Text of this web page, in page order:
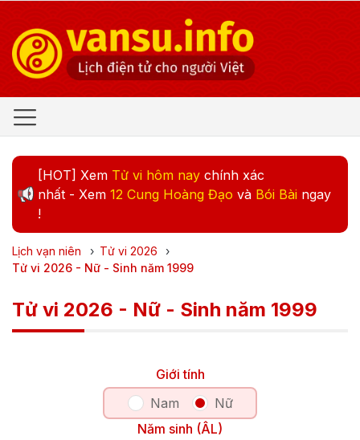
[HOT] Xem Tử vi hôm nay chính xác
nhất - Xem 12 Cung Hoàng Đạo và Bói Bài ngay
!
Lịch vạn niên › Tử vi 2026
›
Tử vi 2026 - Nữ - Sinh năm 1999
Tử vi 2026 - Nữ - Sinh năm 1999
Giới tính
Nam
Nữ
Năm sinh (ÂL)